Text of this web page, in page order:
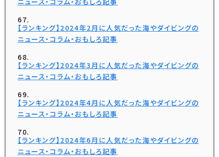
【ランキング】2024年2月に人気だった海やダイビングの
ニュース・コラム・おもしろ記事
【ランキング】2024年3月に人気だった海やダイビングの
ニュース・コラム・おもしろ記事
【ランキング】2024年4月に人気だった海やダイビングの
ニュース・コラム・おもしろ記事
【ランキング】2024年6月に人気だった海やダイビングの
ニュース・コラム・おもしろ記事